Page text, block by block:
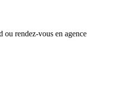
rendez-vous en agence